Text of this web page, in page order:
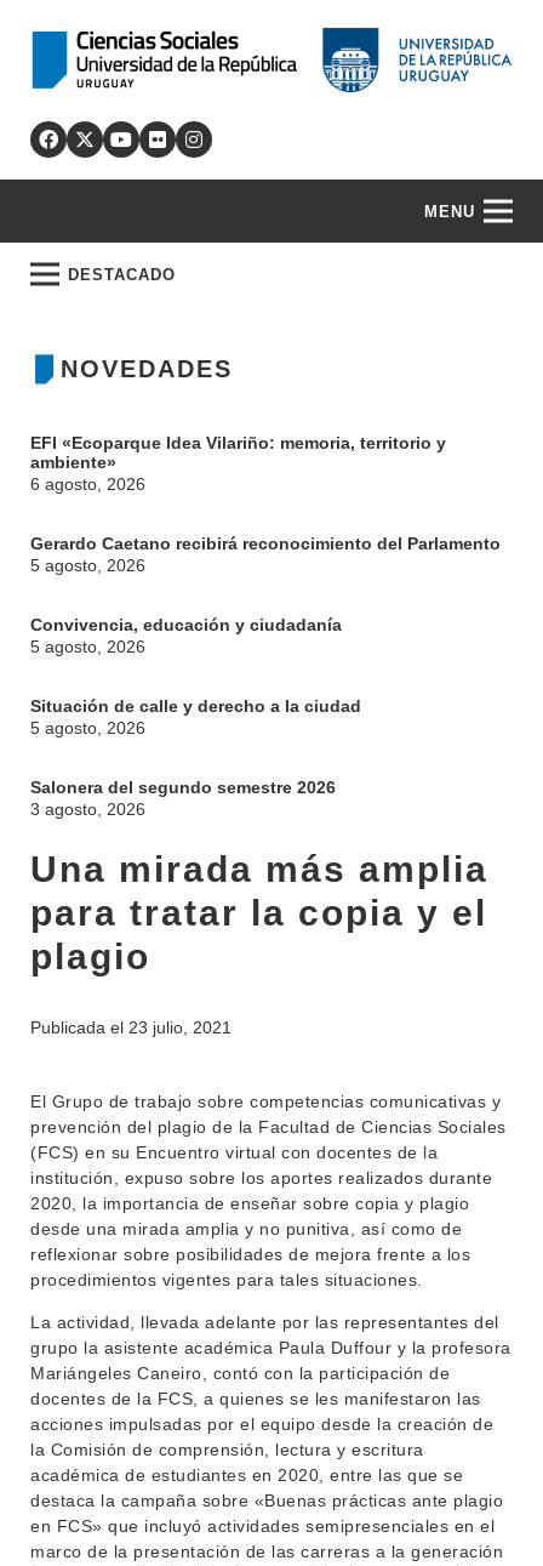
MENU
DESTACADO
NOVEDADES
EFI «Ecoparque Idea Vilariño: memoria, territorio y
ambiente»
6 agosto, 2026
Gerardo Caetano recibirá reconocimiento del Parlamento
5 agosto, 2026
Convivencia, educación y ciudadanía
5 agosto, 2026
Situación de calle y derecho a la ciudad
5 agosto, 2026
Salonera del segundo semestre 2026
3 agosto, 2026
Una mirada más amplia
para tratar la copia y el
plagio
Publicada el 23 julio, 2021
El Grupo de trabajo sobre competencias comunicativas y
prevención del plagio de la Facultad de Ciencias Sociales
(FCS) en su Encuentro virtual con docentes de la
institución, expuso sobre los aportes realizados durante
2020, la importancia de enseñar sobre copia y plagio
desde una mirada amplia y no punitiva, así como de
reflexionar sobre posibilidades de mejora frente a los
procedimientos vigentes para tales situaciones.
La actividad, llevada adelante por las representantes del
grupo la asistente académica Paula Duffour y la profesora
Mariángeles Caneiro, contó con la participación de
docentes de la FCS, a quienes se les manifestaron las
acciones impulsadas por el equipo desde la creación de
la Comisión de comprensión, lectura y escritura
académica de estudiantes en 2020, entre las que se
destaca la campaña sobre «Buenas prácticas ante plagio
en FCS» que incluyó actividades semipresenciales en el
marco de la presentación de las carreras a la generación